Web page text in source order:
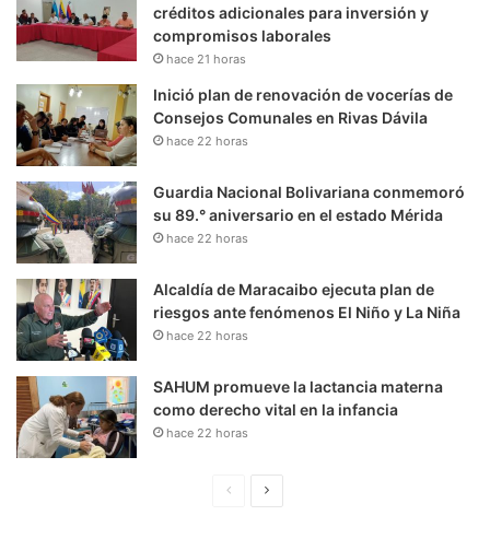
créditos adicionales para inversión y
compromisos laborales
hace 21 horas
Inició plan de renovación de vocerías de
Consejos Comunales en Rivas Dávila
hace 22 horas
Guardia Nacional Bolivariana conmemoró
su 89.° aniversario en el estado Mérida
hace 22 horas
Alcaldía de Maracaibo ejecuta plan de
riesgos ante fenómenos El Niño y La Niña
hace 22 horas
SAHUM promueve la lactancia materna
como derecho vital en la infancia
hace 22 horas